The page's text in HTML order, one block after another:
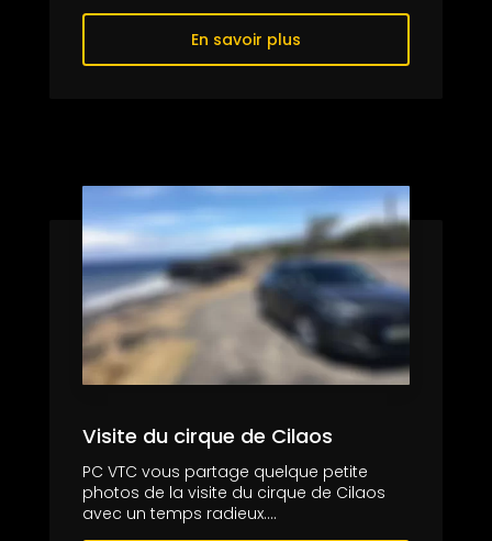
En savoir plus
Visite du cirque de Cilaos
PC VTC vous partage quelque petite
photos de la visite du cirque de Cilaos
avec un temps radieux....